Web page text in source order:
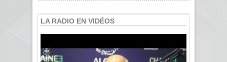
LA RADIO EN VIDÉOS